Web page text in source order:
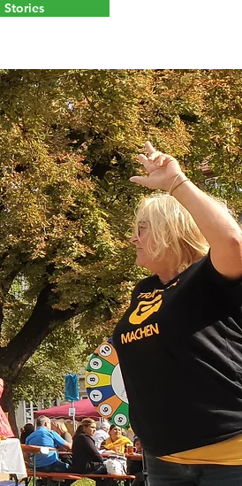
Stories